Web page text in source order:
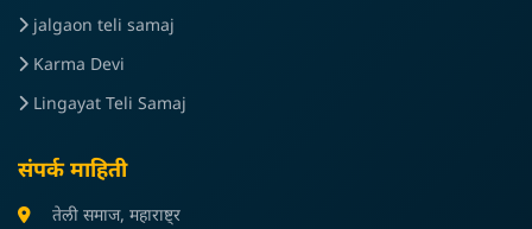
jalgaon teli samaj
Karma Devi
Lingayat Teli Samaj
संपर्क माहिती
तेली समाज, महाराष्ट्र